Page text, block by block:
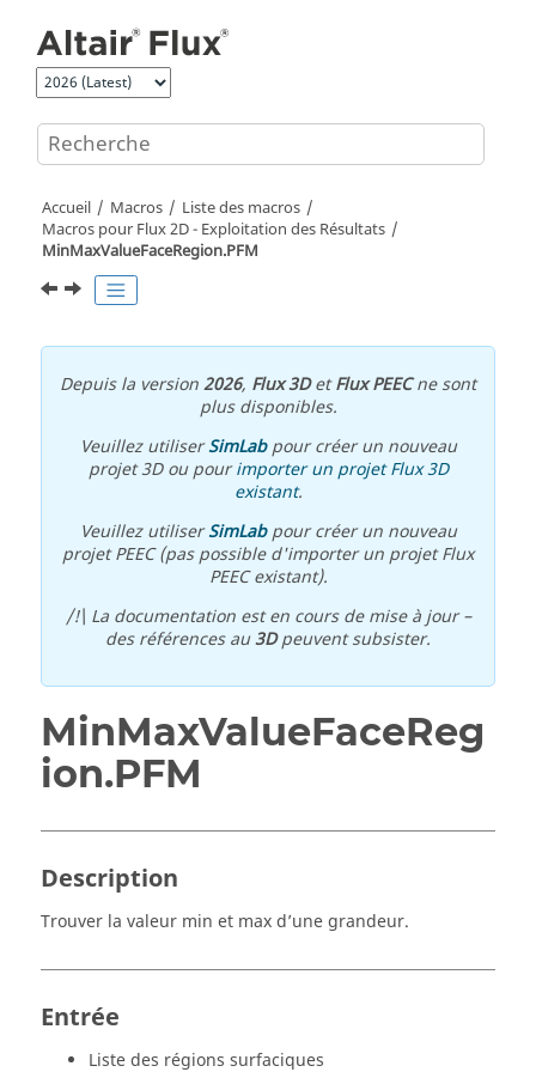
Accueil Macros
Liste des macros
Macros pour Flux 2D - Exploitation des Résultats
MinMaxValueFaceRegion.PFM
Depuis la version2026, Flux 3DetFlux PEECne sont
plus disponibles.
Veuillez utiliserSimLabpour créer un nouveau
projet 3D ou pourimporter un projet Flux 3D
existant.
Veuillez utiliserSimLabpour créer un nouveau
projet PEEC (pas possible d'importer un projet Flux
PEEC existant).
/!\ La documentation est en cours de mise à jour –
des références au3Dpeuvent subsister.
MinMaxValueFaceReg
ion.PFM
Description
Trouver la valeur min et max d’une grandeur.
Entrée
Liste des régions surfaciques